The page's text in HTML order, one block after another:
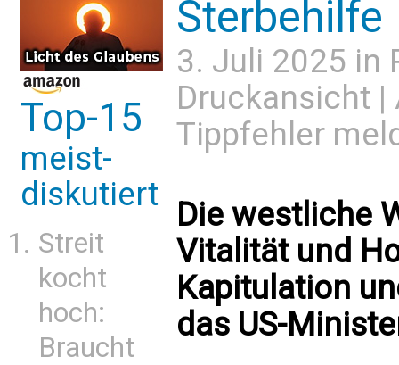
Top-15
meist-
diskutiert
Streit
kocht
hoch:
Braucht
Sterbehilfe
3. Juli 2025 in
Druckansicht |
Tippfehler
Die westliche
Vitalität und
Kapitulation
das US-